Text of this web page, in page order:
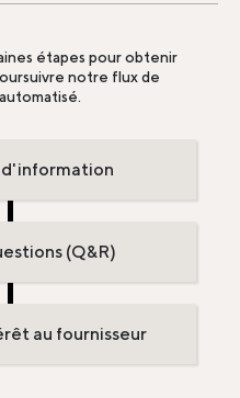
étapes pour obtenir
notre flux de
(Q&R)
au fournisseur